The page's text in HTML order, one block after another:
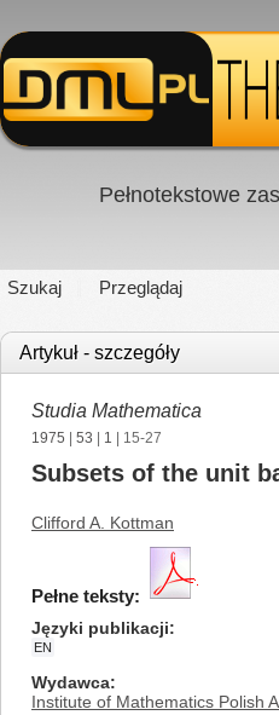
Pełnotekstowe
Szukaj Przeglądaj
Artykuł - szczegóły
Studia Mathematica
1975 53 1 | 15-27
Subsets of the unit
Clifford A. Kottman
Pełne teksty:
Języki publikacji
EN
Wydawca
Institute of Mathematics Polish